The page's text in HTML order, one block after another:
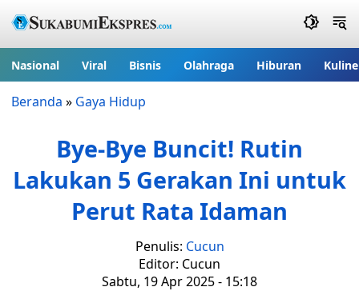
Nasional Viral Bisnis Olahraga Hiburan
Beranda » Gaya Hidup
Bye-Bye Buncit! Rutin
Lakukan 5 Gerakan Ini untuk
Perut Rata Idaman
Penulis: Cucun
Editor: Cucun
Sabtu, 19 Apr 2025 - 15:18